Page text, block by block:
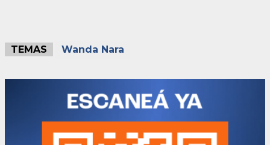
TEMAS Wanda Nara